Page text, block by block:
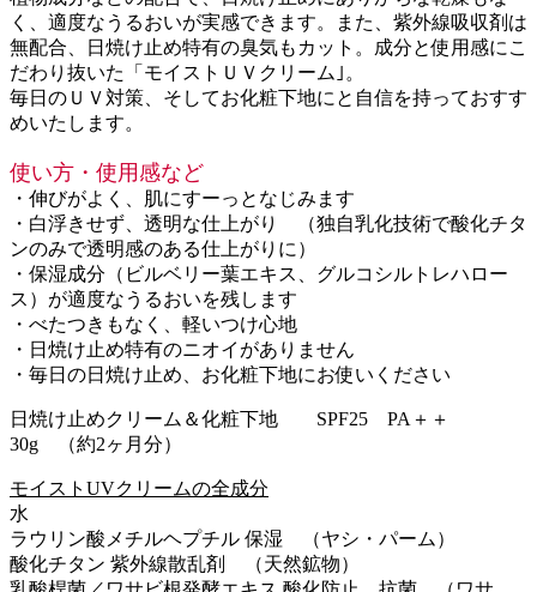
く、適度なうるおいが実感できます。また、紫外線吸収剤は
無配合、日焼け止め特有の臭気もカット。成分と使用感にこ
だわり抜いた「モイストＵＶクリーム｣。
毎日のＵＶ対策、そしてお化粧下地にと自信を持っておすす
めいたします。
使い方・使用感など
・伸びがよく、肌にすーっとなじみます
・白浮きせず、透明な仕上がり （独自乳化技術で酸化チタ
ンのみで透明感のある仕上がりに）
・保湿成分（ビルベリー葉エキス、グルコシルトレハロー
ス）が適度なうるおいを残します
・べたつきもなく、軽いつけ心地
・日焼け止め特有のニオイがありません
・毎日の日焼け止め、お化粧下地にお使いください
日焼け止めクリーム＆化粧下地 SPF25 PA＋＋
30g （約2ヶ月分）
モイストUVクリームの全成分
水
ラウリン酸メチルヘプチル 保湿 （ヤシ・パーム）
酸化チタン 紫外線散乱剤 （天然鉱物）